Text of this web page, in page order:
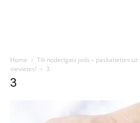
Home
Tik noderīgais jods – paskatieties
sievietes!
3
3